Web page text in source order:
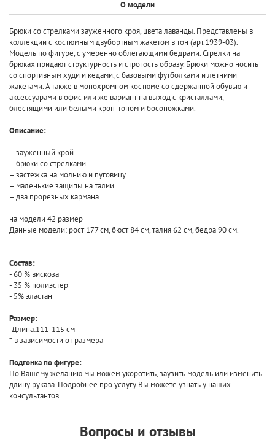
О модели
Брюки со стрелками зауженного кроя, цвета лаванды. Представлены в
коллекции с костюмным двубортным жакетом в тон (арт.1939-03).
Модель по фигуре, с умеренно облегающими бедрами. Стрелки на
брюках придают структурность и строгость образу. Брюки можно носить
со спортивным худи и кедами, с базовыми футболками и летними
жакетами. А также в монохромном костюме со сдержанной обувью и
аксессуарами в офис или же вариант на выход с кристаллами,
блестящими или белыми кроп-топом и босоножками.
Описание:
– зауженный крой
– брюки со стрелками
– застежка на молнию и пуговицу
– маленькие защипы на талии
– два прорезных кармана
на модели 42 размер
Данные модели: рост 177 см, бюст 84 см, талия 62 см, бедра 90 см.
Состав:
- 60 % вискоза
- 35 % полиэстер
- 5% эластан
Размер:
-Длина:111-115 см
*-в зависимости от размера
Подгонка по фигуре:
По Вашему желанию мы можем укоротить, заузить модель или изменить
длину рукава. Подробнее про услугу Вы можете узнать у наших
консультантов
Вопросы и отзывы